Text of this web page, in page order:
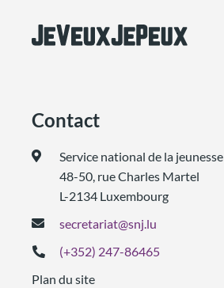
Contact
Service national de la jeunesse
48-50, rue Charles Martel
L-2134 Luxembourg
secretariat@snj.lu
(+352) 247-86465
Plan du site